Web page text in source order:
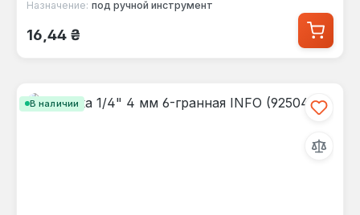
Назначение: под ручной инструмент
Обычная цена:
16,44 ₴
В наличии